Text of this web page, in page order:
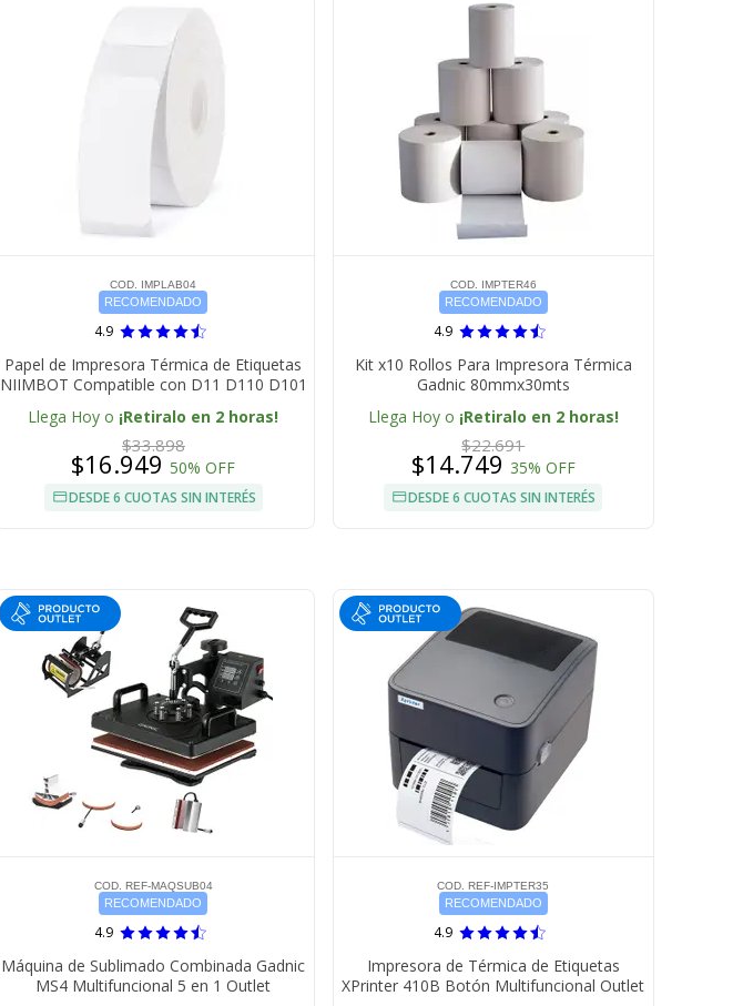
COD. IMPLAB04
RECOMENDADO
4.9
Papel de Impresora Térmica de Etiquetas
NIIMBOT Compatible con D11 D110 D101
Llega Hoy o ¡Retiralo en 2 horas!
$33.898
$16.94950% OFF
DESDE 6 CUOTAS SIN INTERÉS
COD. IMPTER46
RECOMENDADO
4.9
Kit x10 Rollos Para Impresora Térmica
Gadnic 80mmx30mts
Llega Hoy o ¡Retiralo en 2 horas!
$22.691
$14.749 35% OFF
DESDE 6 CUOTAS SIN INTERÉS
COD. REF-MAQSUB04
RECOMENDADO
4.9
Máquina de Sublimado Combinada Gadnic
MS4 Multifuncional 5 en 1 Outlet
COD. REF-IMPTER35
RECOMENDADO
4.9
Impresora de Térmica de Etiquetas
XPrinter 410B Botón Multifuncional Outlet